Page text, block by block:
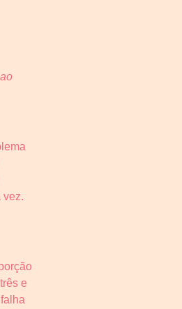
vez.
e